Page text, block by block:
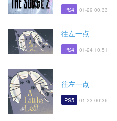
PS4 01-29 00:33
往左一点
PS4 01-24 10:51
往左一点
PS5 01-23 00:36